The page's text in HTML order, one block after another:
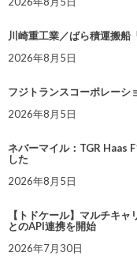
川崎重工業／ばら積運搬船
2026年8月5日
フジトランスコーポレーシ
2026年8月5日
ネバーマイル：TGR Haas
した
2026年8月5日
【トドケール】マルチキ
とのAPI連携を開始
2026年7月30日